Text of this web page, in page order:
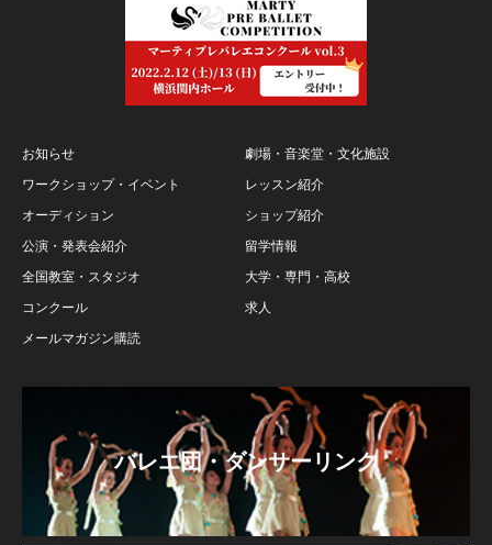
お知らせ
ワークショップ・イベント
オーディション
公演・発表会紹介
全国教室・スタジオ
コンクール
メールマガジン購読
劇場・音楽堂・文化施設
レッスン紹介
ショップ紹介
留学情報
大学・専門・高校
求人
バレエ団・ダンサーリンク